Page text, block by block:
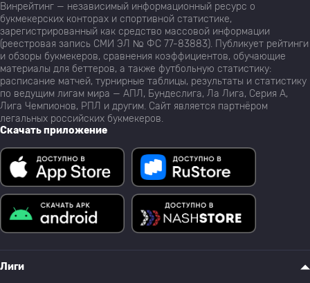
Винрейтинг — независимый информационный ресурс о
букмекерских конторах и спортивной статистике,
зарегистрированный как средство массовой информации
(реестровая запись СМИ ЭЛ № ФС 77-83883). Публикует рейтинги
и обзоры букмекеров, сравнения коэффициентов, обучающие
материалы для беттеров, а также футбольную статистику:
расписание матчей, турнирные таблицы, результаты и статистику
по ведущим лигам мира — АПЛ, Бундеслига, Ла Лига, Серия А,
Лига Чемпионов, РПЛ и другим. Сайт является партнёром
легальных российских букмекеров.
Скачать приложение
Лиги